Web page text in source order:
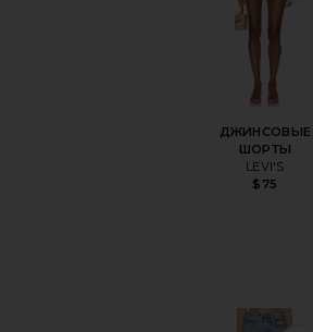
ДЖИНСОВЫЕ
ШОРТЫ
LEVI'S
$75